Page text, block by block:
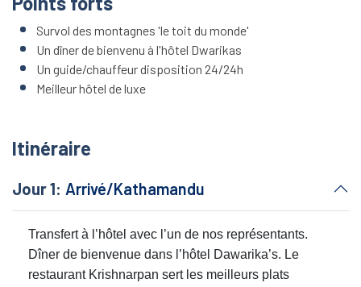
Survol des montagnes 'le toit du monde'
Un dîner de bienvenu à l'hôtel Dwarikas
Un guide/chauffeur disposition 24/24h
Meilleur hôtel de luxe
Itinéraire
Jour 1: Arrivé/Kathamandu
Transfert à l’hôtel avec l’un de nos représentants.
Dîner de bienvenue dans l’hôtel Dawarika’s. Le
restaurant Krishnarpan sert les meilleurs plats